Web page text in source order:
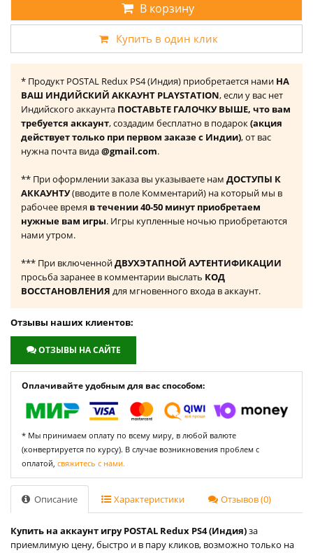
В корзину
Купить в один клик
* Продукт POSTAL Redux PS4 (Индия) приобретается нами НА
ВАШ ИНДИЙСКИЙ АККАУНТ PLAYSTATION, если у вас нет
Индийского аккаунта ПОСТАВЬТЕ ГАЛОЧКУ ВЫШЕ, что вам
требуется аккаунт, создадим бесплатно в подарок(акция
действует только при первом заказе с Индии), от вас
нужна почта вида@gmail.com.
** При оформлении заказа вы указываете нам ДОСТУПЫ К
АККАУНТУ(вводите в поле Комментарий) на который мы в
рабочее время в течении 40-50 минут приобретаем
нужные вам игры. Игры купленные ночью приобретаются
нами утром.
*** При включеннойДВУХЭТАПНОЙ АУТЕНТИФИКАЦИИ
просьба заранее в комментарии выслать КОД
ВОССТАНОВЛЕНИЯ для мгновенного входа в аккаунт.
Отзывы наших клиентов:
ОТЗЫВЫ НА САЙТЕ
Оплачивайте удобным для вас способом:
* Мы принимаем оплату по всему миру, в любой валюте
(конвертируется по курсу). В случае возникновения проблем с
оплатой, свяжитесь с нами.
Описание Характеристики Отзывов (0)
Купить на аккаунт игру POSTAL Redux PS4 (Индия)за
приемлимую цену, быстро и в пару кликов, возможно только на